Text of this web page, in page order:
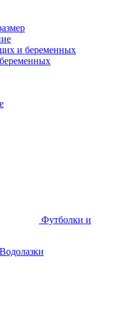
и беременных
Футболки и